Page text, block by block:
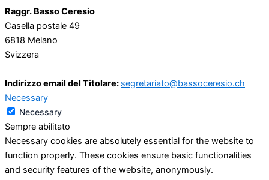
Raggr. Basso Ceresio
Casella postale 49
6818 Melano
Svizzera
Indirizzo email del Titolare: segretariato@bassoceresio.ch
Necessary
Necessary
Sempre abilitato
Necessary cookies are absolutely essential for the website to
function properly. These cookies ensure basic functionalities
and security features of the website, anonymously.